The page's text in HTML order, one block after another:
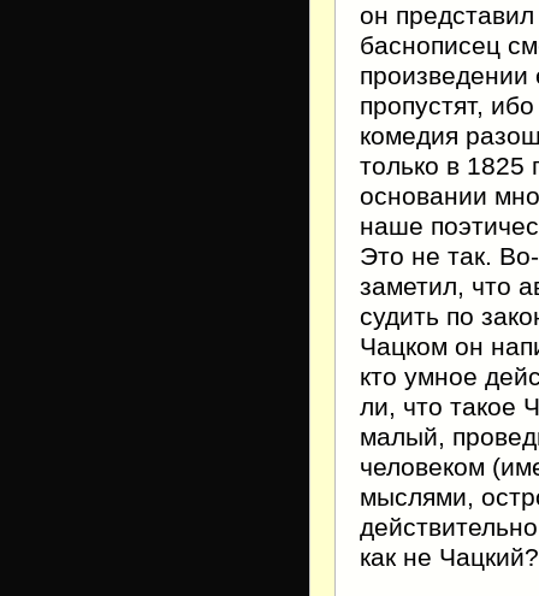
он
баснописец
произведении
пропустят,
комедия
только в 1825
основании
наше
Это не так.
заметил, что
судить по
Чацком он
кто умное
ли, что такое
малый,
человеком
мыслями,
как не Чацкий?